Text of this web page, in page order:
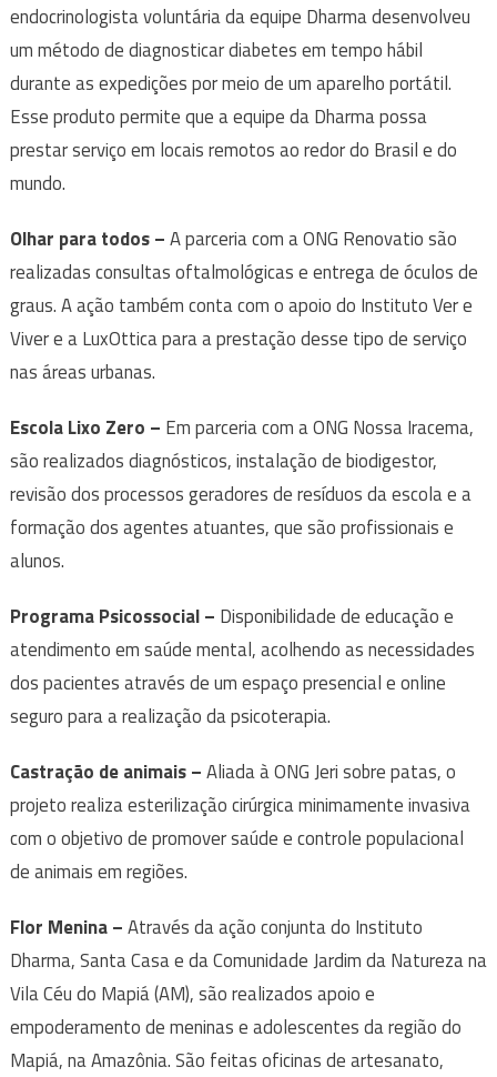
endocrinologista voluntária da equipe Dharma desenvolveu
um método de diagnosticar diabetes em tempo hábil
durante as expedições por meio de um aparelho portátil.
Esse produto permite que a equipe da Dharma possa
prestar serviço em locais remotos ao redor do Brasil e do
mundo.
Olhar para todos –A parceria com a ONG Renovatio são
realizadas consultas oftalmológicas e entrega de óculos de
graus. A ação também conta com o apoio do Instituto Ver e
Viver e a LuxOttica para a prestação desse tipo de serviço
nas áreas urbanas.
Escola Lixo Zero – Em parceria com a ONG Nossa Iracema,
são realizados diagnósticos, instalação de biodigestor,
revisão dos processos geradores de resíduos da escola e a
formação dos agentes atuantes, que são profissionais e
alunos.
Programa Psicossocial – Disponibilidade de educação e
atendimento em saúde mental, acolhendo as necessidades
dos pacientes através de um espaço presencial e online
seguro para a realização da psicoterapia.
Castração de animais –Aliada à ONG Jeri sobre patas, o
projeto realiza esterilização cirúrgica minimamente invasiva
com o objetivo de promover saúde e controle populacional
de animais em regiões.
Flor Menina –Através da ação conjunta do Instituto
Dharma, Santa Casa e da Comunidade Jardim da Natureza na
Vila Céu do Mapiá (AM), são realizados apoio e
empoderamento de meninas e adolescentes da região do
Mapiá, na Amazônia. São feitas oficinas de artesanato,